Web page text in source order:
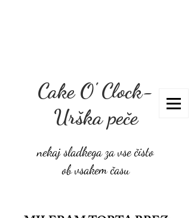
Cake O' Clock-
Urška peče
nekaj sladkega za vse čisto
ob vsakem času